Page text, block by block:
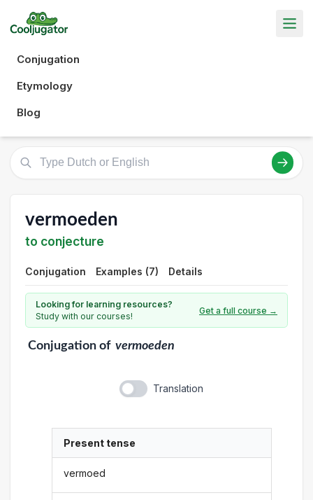
Conjugation
Etymology
Blog
vermoeden
to conjecture
Conjugation Examples (7) Details
Looking for learning resources?
Study with our courses!
Get a full course →
Conjugationof vermoeden
Translation
Present tense
vermoed